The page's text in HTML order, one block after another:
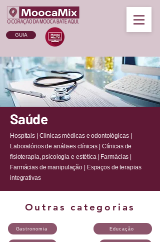
GUIA
Saúde
Hospitais | Clínicas médicas e odontológicas |
Laboratórios de análises clínicas | Clínicas de
fisioterapia, psicologia e estética | Farmácias |
Farmácias de manipulação | Espaços de terapias
integrativas
Outras categorias
Gastronomia Educação